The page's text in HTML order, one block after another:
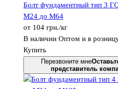
Болт фундаментный тип 3
М24 до М64
от 104 грн./кг
В наличии Оптом и в
Купить
Перезвоните мне
представитель